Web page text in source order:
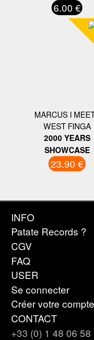
6.00 €
MARCUS I
WEST FINGA
2000 YEARS
SHOWCASE
23.90 €
INFO
Patate Records ?
CGV
FAQ
USER
Se connecter
Créer votre compte
CONTACT
+33 (0) 1 48 06 58